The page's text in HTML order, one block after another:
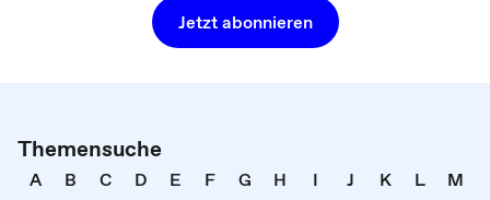
Jetzt abonnieren
Themensuche
A B C D E F G H I J K L
M